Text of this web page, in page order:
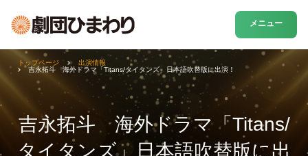
メニュー
吉永拓斗 海外ドラマ「Titans/
タイタンズ」日本語吹替版に出
トップページ
出演情報
吉永拓斗 海外ドラマ「Titans/タイタンズ」日本語吹替版に出演！